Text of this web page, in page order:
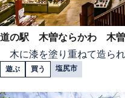
道の駅 木曽ならかわ 木曽
木に漆を塗り重ねて造ら
遊ぶ 買う 塩尻市